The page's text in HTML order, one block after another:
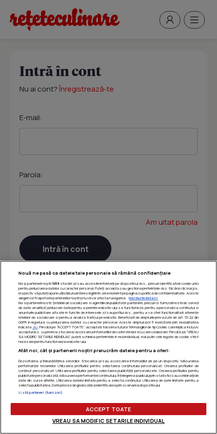
Intră în cont
Nu ai cont?Înregistrează-te
E-mail:
Parola:
Am uitat parola
Nouă ne pasă ca datele tale personale să rămână confidențiale
Noi și partenerii noștri 1019stocăm și/sau accesăm informații pe dispozitivul dvs., precum identificatorii cookie unici
pentru prelucrarea datelor cu caracter personal. Puteți accepta sau gestiona preferințele dvs. făcând clic mai jos,
respectiv vă puteți opune utilizării unui interes legitim în orice moment pe pagina cu politica de confidențialitate. Aceste
alegeri vor fi raportate partenerilor noștri și nu vă vor afecta navigarea.
Mai multe detalii
Noi si partenerii nostri (retelele de socializare si agentiile de publicitate partenere, precum si furnizorii nostri de servicii
de date analitice) prelucram date pentru a permite website-ului sa functioneze, pentru a personaliza continutul si
anunturile publicitare afisate in functie de interesele si/sau profilul dvs., pentru a va oferi functionalitati aferente
retelelor de socializare si pentru a analiza traficul pe website. Beneficiati de drepturile prevazute de art. 15-22 din
GDPR in legatura cu prelucrarea datelor cu caracter personal. Aceste drepturi pot fi exercitate prin modalitatea
indicata aici. Prin click pe “ACCEPT TOATE”, acceptati folosirea tuturor Tehnologiilor de tip Cookie, care implica inclusiv
acceptul dvs. cu privire la stocarea/accesarea informatiilor de catre Vendor-ii cu care colaboram. Prin click pe “VREAU
SA MODIFIC SETARILE INDIVIDUAL” puteti schimba preferintele in mod individual, mai putin cele legate de cookie strict
necesare pentru functionarea website-ului.
Atât noi, cât și partenerii noștri prelucrăm datele pentru a oferi:
Dezvoltarea și îmbunătățirea serviciilor. Stocarea și/sau accesarea informațiilor de pe un dispozitiv. Măsurarea
performanței reclamelor. Utilizarea profilurilor pentru selectarea conținutului personalizat. Crearea profilurilor de
conținut personalizat. Utilizarea profilurilor pentru selectarea publicității personalizate. Crearea profilurilor pentru
publicitate personalizată. Măsurarea performanței conținutului. Înțelegerea publicului prin statistici sau combinații de
date din surse diferite. Utilizarea datelor limitate pentru a selecta conținutul. Utilizarea de date limitate pentru a
selecta publicitatea. Date precise de geolocație și identificarea prin scanarea dispozitivului.
Listă parteneri (furnizori)
ACCEPT TOATE
VREAU SA MODIFIC SETARILE INDIVIDUAL